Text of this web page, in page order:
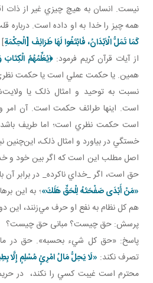
نيست. انسان به هيچ چيزي غير از ذات
همه چيز را خدا به او داده است. درباره
كَمَا تَمَلُّ الْاَبْدَانُ، فَابْتَغُوا لَهَا طَرَائِفَ [الْحِكْمَةِ]
از آيات قرآن کريم فرمود:﴿يُعَلِّمُهُمُ
همين. يا حکمت عملي است يا حکمت
نسبت به توحيد و امثال ذلک يا
است. اينها طرائف حکمت است. آن امر
است حکمت نظري است؛ اما طريف باشد
خستگي در بياورد و امثال ذلک،
اصل مطلب اين است که اگر بين خود و
حق است، اگر _خداي ناکرده_ در برابر
«مَنْ أَبْدَى صَفْحَتَهُ لِلْحَقِّ هَلَكَ»؛ به اين
هم کل نظام به نفع او حرف مي‌زنند، اين
پرسش: حق چيست؟ مبانی حق چيست؟
پاسخ: «حق کل شيء بحسبه». حق در
تصرف نکند: «لَا يَحِلُّ مَالُ امْرِئٍ مُسْلِمٍ إِلَّا
محترم است غيبت کسي را نکند، در